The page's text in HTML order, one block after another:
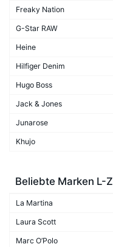
Freaky Nation
G-Star RAW
Heine
Hilfiger Denim
Hugo Boss
Jack & Jones
Junarose
Khujo
Beliebte Marken L-Z
La Martina
Laura Scott
Marc O’Polo